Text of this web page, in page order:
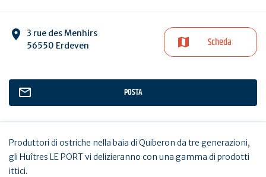
3 rue des Menhirs
56550 Erdeven
Scheda
POSTA
Produttori di ostriche nella baia di Quiberon da tre generazioni,
gli Huîtres LE PORT vi delizieranno con una gamma di prodotti
ittici.